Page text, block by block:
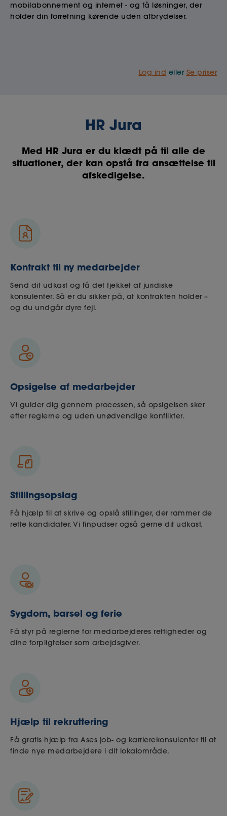
mobilabonnement og internet - og få løsninger, der
holder din forretning kørende uden afbrydelser.
Log ind eller Se priser
HR Jura
Med HR Jura er du klædt på til alle de
situationer, der kan opstå fra ansættelse til
afskedigelse.
Kontrakt til ny medarbejder
Send dit udkast og få det tjekket af juridiske
konsulenter. Så er du sikker på, at kontrakten holder –
og du undgår dyre fejl.
Opsigelse af medarbejder
Vi guider dig gennem processen, så opsigelsen sker
efter reglerne og uden unødvendige konflikter.
Stillingsopslag
Få hjælp til at skrive og opslå stillinger, der rammer de
rette kandidater. Vi finpudser også gerne dit udkast.
Sygdom, barsel og ferie
Få styr på reglerne for medarbejderes rettigheder og
dine forpligtelser som arbejdsgiver.
Hjælp til rekruttering
Få gratis hjælp fra Ases job- og karrierekonsulenter til at
finde nye medarbejdere i dit lokalområde.